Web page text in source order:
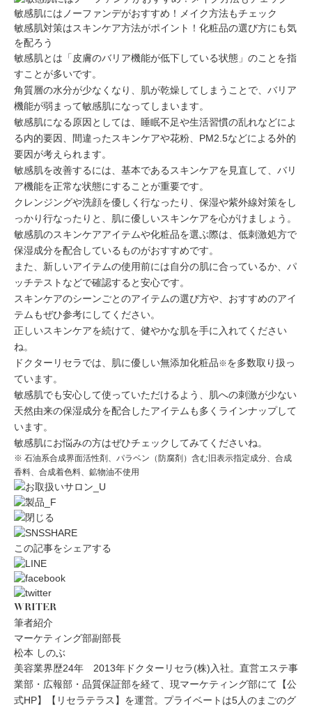
敏感肌にはノーファンデがおすすめ！メイク方法もチェック
敏感肌対策はスキンケア方法がポイント！化粧品の選び方にも気
を配ろう
敏感肌とは「皮膚のバリア機能が低下している状態」のことを指
すことが多いです。
角質層の水分が少なくなり、肌が乾燥してしまうことで、バリア
機能が弱まって敏感肌になってしまいます。
敏感肌になる原因としては、睡眠不足や生活習慣の乱れなどによ
る内的要因、間違ったスキンケアや花粉、PM2.5などによる外的
要因が考えられます。
敏感肌を改善するには、基本であるスキンケアを見直して、バリ
ア機能を正常な状態にすることが重要です。
クレンジングや洗顔を優しく行なったり、保湿や紫外線対策をし
っかり行なったりと、肌に優しいスキンケアを心がけましょう。
敏感肌のスキンケアアイテムや化粧品を選ぶ際は、低刺激処方で
保湿成分を配合しているものがおすすめです。
また、新しいアイテムの使用前には自分の肌に合っているか、パ
ッチテストなどで確認すると安心です。
スキンケアのシーンごとのアイテムの選び方や、おすすめのアイ
テムもぜひ参考にしてください。
正しいスキンケアを続けて、健やかな肌を手に入れてください
ね。
ドクターリセラでは、肌に優しい無添加化粧品※を多数取り扱っ
ています。
敏感肌でも安心して使っていただけるよう、肌への刺激が少ない
天然由来の保湿成分を配合したアイテムも多くラインナップして
います。
敏感肌にお悩みの方はぜひチェックしてみてくださいね。
※ 石油系合成界面活性剤、パラベン（防腐剤）含む旧表示指定成分、合成
香料、合成着色料、鉱物油不使用
この記事をシェアする
WRITER
筆者紹介
マーケティング部副部長
松本 しのぶ
美容業界歴24年 2013年ドクターリセラ(株)入社。直営エステ事
業部・広報部・品質保証部を経て、現マーケティング部にて【公
式HP】【リセラテラス】を運営。プライベートは5人のまごのグ